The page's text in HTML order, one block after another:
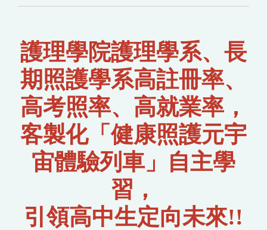
護理學院護理學系、長
期照護學系高註冊率、
高考照率、高就業率，
客製化「健康照護元宇
宙體驗列車」自主學
習，
引領高中生定向未來!!